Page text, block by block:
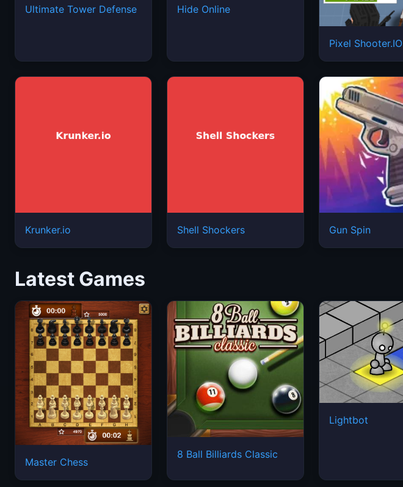
Ultimate Tower Defense Hide Online
Pixel Shooter.IO
Krunker.io Shell Shockers Gun Spin
Latest Games
Master Chess
8 Ball Billiards Classic
Lightbot